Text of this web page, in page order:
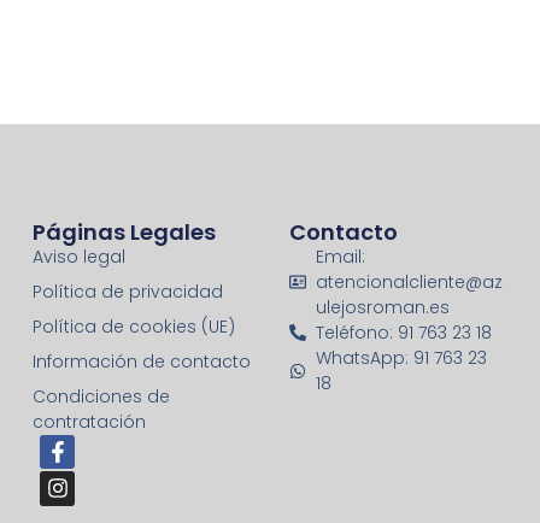
Páginas Legales
Aviso legal
Política de privacidad
Política de cookies (UE)
Información de contacto
Condiciones de
contratación
Contacto
Email:
atencionalcliente@az
ulejosroman.es
Teléfono: 91 763 23 18
WhatsApp: 91 763 23
18
F
a
c
e
I
n
s
t